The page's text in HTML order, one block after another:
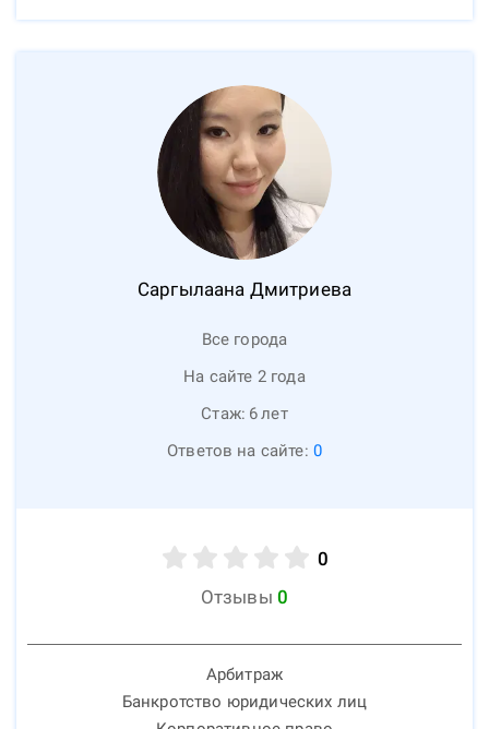
Саргылаана Дмитриева
Все города
На сайте 2 года
Стаж: 6лет
Ответов на сайте: 0
0
Отзывы 0
Арбитраж
Банкротство юридических лиц